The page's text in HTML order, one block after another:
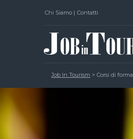
Chi Siamo | Contatti
Job In Tourism > Corsi di